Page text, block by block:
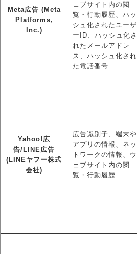
Meta広告 (Meta
Platforms,
Inc.)
ェブサイト内の閲
覧・行動履歴、ハッ
シュ化されたユーザ
ーID、ハッシュ化さ
れたメールアドレ
ス、ハッシュ化され
た電話番号
Yahoo!広
告/LINE広告
(LINEヤフー株式
会社)
広告識別子、端末や
アプリの情報、ネッ
トワークの情報、ウ
ェブサイト内の閲
覧・行動履歴